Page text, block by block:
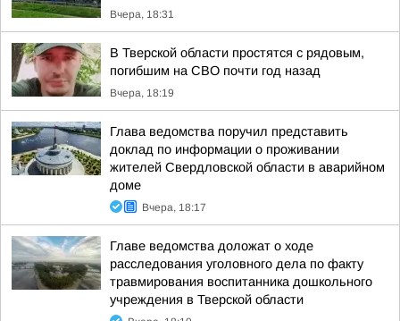
Вчера, 18:31
В Тверской области простятся с рядовым,
погибшим на СВО почти год назад
Вчера, 18:19
Глава ведомства поручил представить
доклад по информации о проживании
жителей Свердловской области в аварийном
доме
Вчера, 18:17
Главе ведомства доложат о ходе
расследования уголовного дела по факту
травмирования воспитанника дошкольного
учреждения в Тверской области